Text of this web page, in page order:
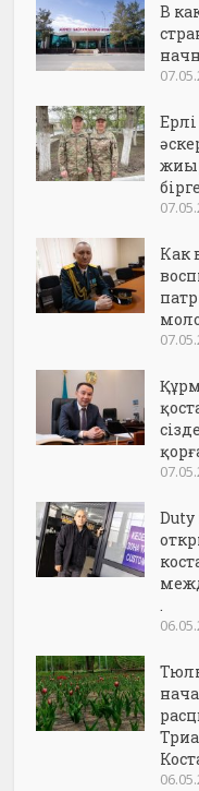
В
Как
Duty
.